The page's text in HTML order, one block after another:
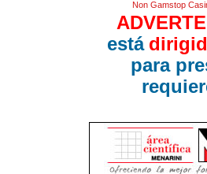
Non Gamstop
está
para